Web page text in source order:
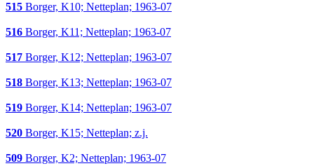
515 Borger, K10; Netteplan; 1963-07
516 Borger, K11; Netteplan; 1963-07
517 Borger, K12; Netteplan; 1963-07
518 Borger, K13; Netteplan; 1963-07
519 Borger, K14; Netteplan; 1963-07
520 Borger, K15; Netteplan; z.j.
509 Borger, K2; Netteplan; 1963-07